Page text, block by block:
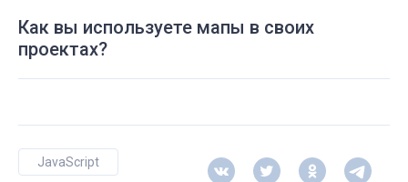
Как вы используете мапы в своих
проектах?
JavaScript